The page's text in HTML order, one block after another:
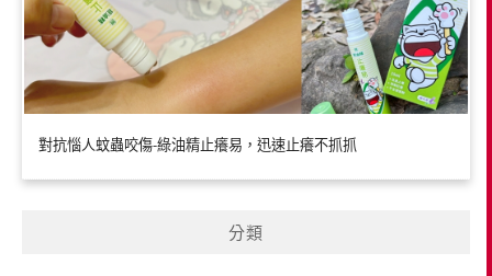
對抗惱人蚊蟲咬傷-綠油精止癢易，迅速止癢不抓抓
分類